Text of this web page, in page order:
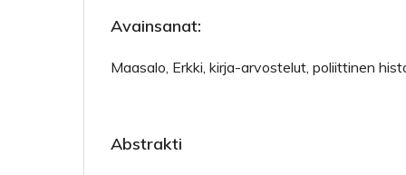
Avainsanat:
Maasalo, Erkki, kirja-arvostelut, poliittinen
Abstrakti